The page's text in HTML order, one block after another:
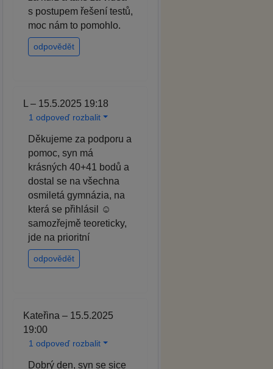
s postupem řešení testů,
moc nám to pomohlo.
odpovědět
L – 15.5.2025 19:18
1 odpoveď rozbalit
Děkujeme za podporu a
pomoc, syn má
krásných 40+41 bodů a
dostal se na všechna
osmiletá gymnázia, na
která se přihlásil ☺️
samozřejmě teoreticky,
jde na prioritní
odpovědět
Kateřina – 15.5.2025
19:00
1 odpoveď rozbalit
Dobrý den, syn se sice